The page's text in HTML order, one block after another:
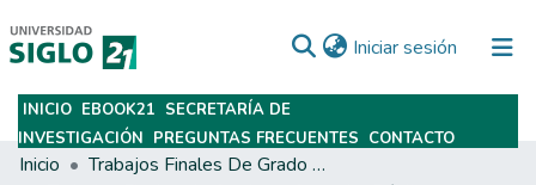
Iniciar sesión (current)
Subir
INICIO EBOOK21 SECRETARÍA DE
INVESTIGACIÓN PREGUNTAS FRECUENTES CONTACTO
Inicio
Trabajos Finales De Grado Y Posgrado